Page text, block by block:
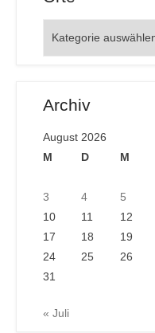
Archiv
August 2026
M
D M
3
4 5
10
11 12
17
18 19
24
25 26
31
« Juli